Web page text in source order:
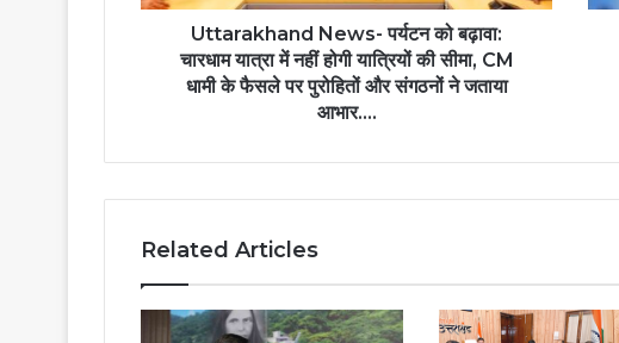
Uttarakhand News- पर्यटन को बढ़ावा:
चारधाम यात्रा में नहीं होगी यात्रियों की सीमा, CM
धामी के फैसले पर पुरोहितों और संगठनों ने जताया
आभार….
Related Articles